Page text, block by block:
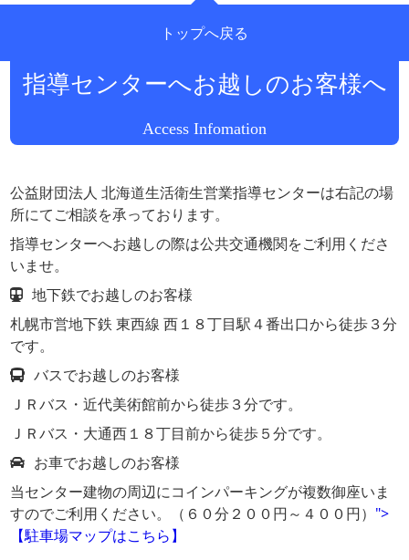
トップへ戻る
指導センターへお越しのお客様へ
Access Infomation
公益財団法人 北海道生活衛生営業指導センターは右記の場
所にてご相談を承っております。
指導センターへお越しの際は公共交通機関をご利用くださ
いませ。
地下鉄でお越しのお客様
札幌市営地下鉄 東西線 西１８丁目駅４番出口から徒歩３分
です。
バスでお越しのお客様
ＪＲバス・近代美術館前から徒歩３分です。
ＪＲバス・大通西１８丁目前から徒歩５分です。
お車でお越しのお客様
当センター建物の周辺にコインパーキングが複数御座いま
すのでご利用ください。（６０分２００円～４００円） ">
【駐車場マップはこちら】